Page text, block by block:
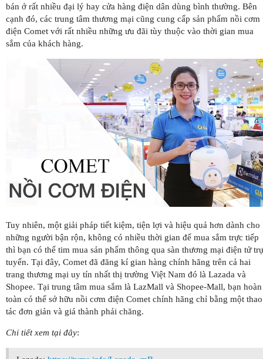
bán ở rất nhiều đại lý hay cửa hàng điện dân dùng bình thường. Bên
cạnh đó, các trung tâm thương mại cũng cung cấp sản phẩm nồi cơm
điện Comet với rất nhiều những ưu đãi tùy thuộc vào thời gian mua
sắm của khách hàng.
Tuy nhiên, một giải pháp tiết kiệm, tiện lợi và hiệu quả hơn dành cho
những người bận rộn, không có nhiều thời gian để mua sắm trực tiếp
thì bạn có thể tim mua sản phẩm thông qua sàn thương mại điện tử
tuyến. Tại đây, Comet đã đăng kí gian hàng chính hãng trên cả hai
trang thương mại uy tín nhất thị trường Việt Nam đó là Lazada và
Shopee. Tại trung tâm mua sắm là LazMall và Shopee-Mall, bạn hoàn
toàn có thể sở hữu nồi cơm điện Comet chính hãng chỉ bằng một thao
tác đơn giản và giá thành phải chăng.
Chi tiết xem tại đây: